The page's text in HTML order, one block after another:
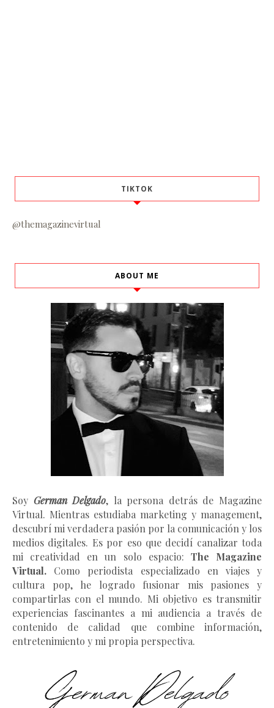
TIKTOK
@themagazinevirtual
ABOUT ME
Soy German Delgado, la persona detrás de Magazine
Virtual. Mientras estudiaba marketing y management,
descubrí mi verdadera pasión por la comunicación y los
medios digitales. Es por eso que decidí canalizar toda
mi creatividad en un solo espacio: The Magazine
Virtual. Como periodista especializado en viajes y
cultura pop, he logrado fusionar mis pasiones y
compartirlas con el mundo. Mi objetivo es transmitir
experiencias fascinantes a mi audiencia a través de
contenido de calidad que combine información,
entretenimiento y mi propia perspectiva.